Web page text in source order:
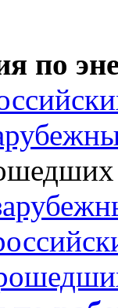
по